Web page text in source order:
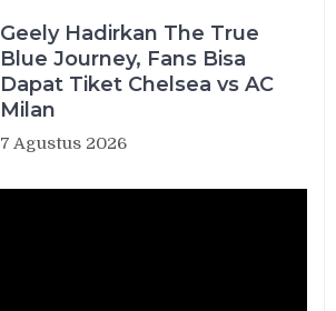
Geely Hadirkan The True
Blue Journey, Fans Bisa
Dapat Tiket Chelsea vs AC
Milan
7 Agustus 2026